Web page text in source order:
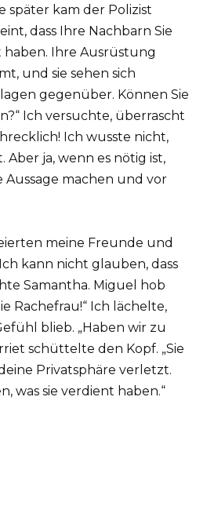
später kam der Polizist
dass Ihre Nachbarn Sie
haben. Ihre Ausrüstung
und sie sehen sich
gegenüber. Können Sie
Ich versuchte, überrascht
Ich wusste nicht,
Aber ja, wenn es nötig ist,
Aussage machen und vor
meine Freunde und
kann nicht glauben, dass
Samantha. Miguel hob
Rachefrau!“ Ich lächelte,
blieb. „Haben wir zu
schüttelte den Kopf. „Sie
Privatsphäre verletzt.
was sie verdient haben.“